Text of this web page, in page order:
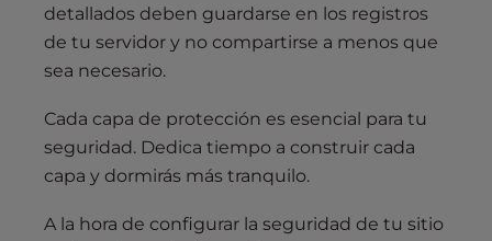
detallados deben guardarse en los registros
de tu servidor y no compartirse a menos que
sea necesario.
Cada capa de protección es esencial para tu
seguridad. Dedica tiempo a construir cada
capa y dormirás más tranquilo.
A la hora de configurar la seguridad de tu sitio